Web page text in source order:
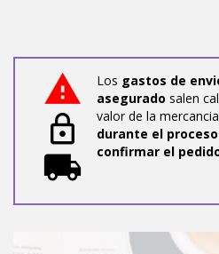
Los gastos de
asegurado salen
valor de la
durante el
confirmar el